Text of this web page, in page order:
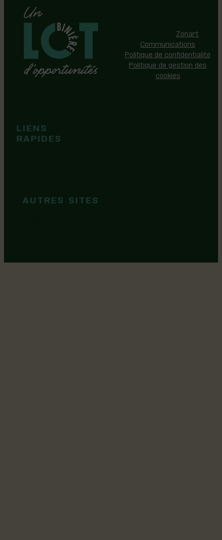
LIENS
RAPIDES
AUTRES SITES
Zonart
Communications
Politique de confidentialité
Politique de gestion des
cookies